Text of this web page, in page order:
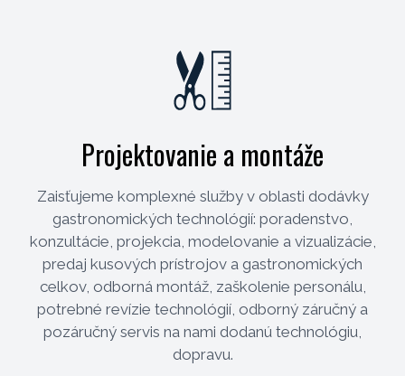
Projektovanie a montáže
Zaisťujeme komplexné služby v oblasti dodávky
gastronomických technológií: poradenstvo,
konzultácie, projekcia, modelovanie a vizualizácie,
predaj kusových prístrojov a gastronomických
celkov, odborná montáž, zaškolenie personálu,
potrebné revízie technológií, odborný záručný a
pozáručný servis na nami dodanú technológiu,
dopravu.